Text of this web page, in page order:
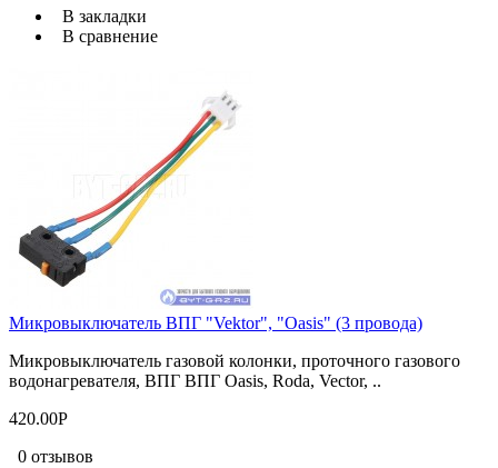
В закладки
В сравнение
Микровыключатель ВПГ "Vektor", "Oasis" (3 провода)
Микровыключатель газовой колонки, проточного газового
водонагревателя, ВПГ ВПГ Oasis, Roda, Vector, ..
420.00Р
0 отзывов